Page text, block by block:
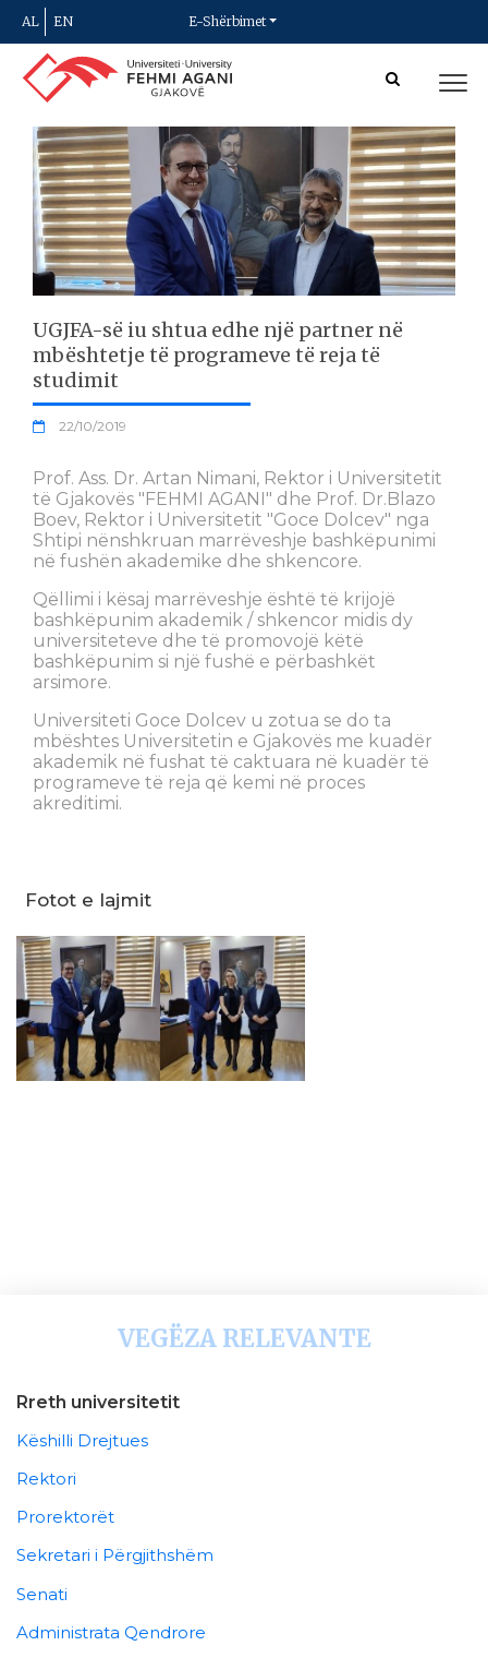
AL EN E-Shërbimet
UGJFA-së iu shtua edhe një partner në
mbështetje të programeve të reja të
studimit
22/10/2019
Prof. Ass. Dr. Artan Nimani, Rektor i Universitetit
të Gjakovës "FEHMI AGANI" dhe Prof. Dr.Blazo
Boev, Rektor i Universitetit "Goce Dolcev" nga
Shtipi nënshkruan marrëveshje bashkëpunimi
në fushën akademike dhe shkencore.
Qëllimi i kësaj marrëveshje është të krijojë
bashkëpunim akademik / shkencor midis dy
universiteteve dhe të promovojë këtë
bashkëpunim si një fushë e përbashkët
arsimore.
Universiteti Goce Dolcev u zotua se do ta
mbështes Universitetin e Gjakovës me kuadër
akademik në fushat të caktuara në kuadër të
programeve të reja që kemi në proces
akreditimi.
Fotot e lajmit
VEGËZA RELEVANTE
Rreth universitetit
Këshilli Drejtues
Rektori
Prorektorët
Sekretari i Përgjithshëm
Senati
Administrata Qendrore